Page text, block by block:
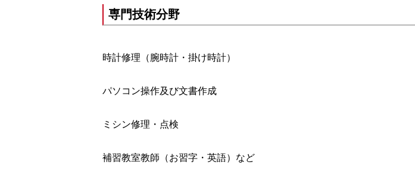
専門技術分野
時計修理（腕時計・掛け時計）
パソコン操作及び文書作成
ミシン修理・点検
補習教室教師（お習字・英語）など